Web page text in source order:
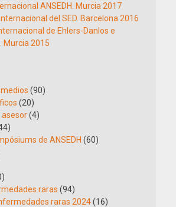
ANSEDH. Murcia 2017
Internacional del SED. Barcelona 2016
de Ehlers-Danlos e
Murcia 2015
medios (90)
(20)
(4)
de ANSEDH (60)
raras (94)
raras 2024(16)